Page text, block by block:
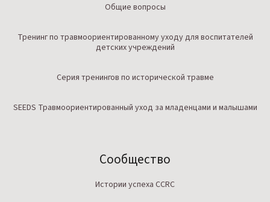
Общие вопросы
Тренинг по травмоориентированному уходу для воспитателей
детских учреждений
Серия тренингов по исторической травме
SEEDS Травмоориентированный уход за младенцами и малышами
Сообщество
Истории успеха CCRC